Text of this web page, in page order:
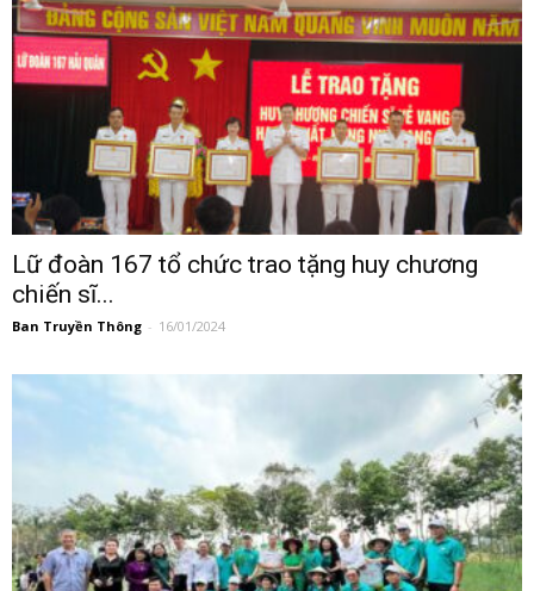
Lữ đoàn 167 tổ chức trao tặng huy chương
chiến sĩ...
Ban Truyền Thông - 16/01/2024